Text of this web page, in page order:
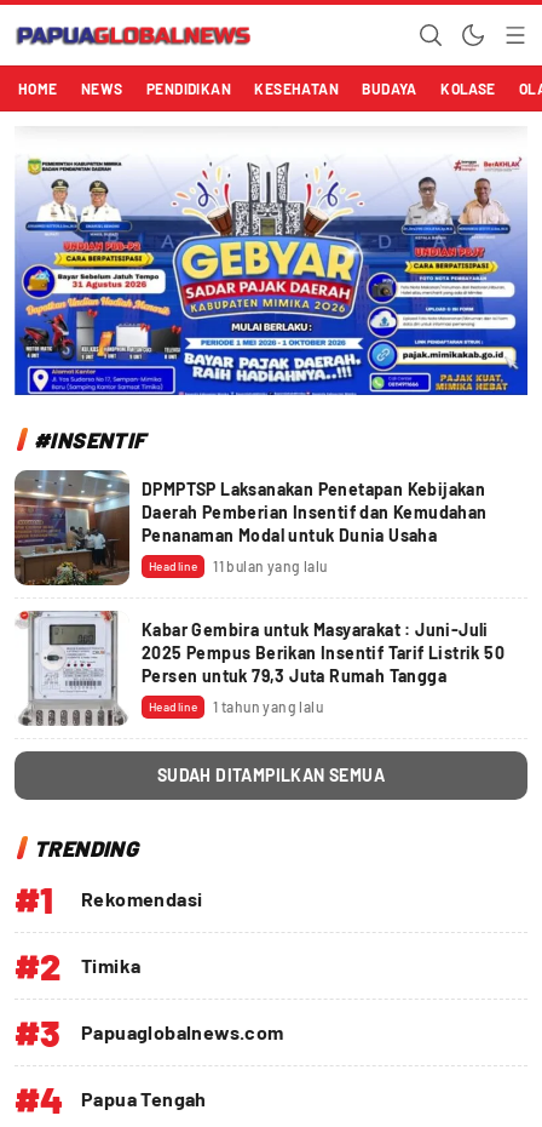
Papuaglobalnews.com
Menulis Fakta dengan Hati Bening
HOME NEWS PENDIDIKAN KESEHATAN BUDAYA KOLASE
#INSENTIF
DPMPTSP Laksanakan Penetapan Kebijakan
Daerah Pemberian Insentif dan Kemudahan
Headline 11 bulan yang lalu
Kabar Gembira untuk Masyarakat : Juni-Juli
2025 Pempus Berikan Insentif Tarif Listrik 50
Persen untuk 79,3 Juta Rumah Tangga
Headline 1 tahun yang lalu
SUDAH DITAMPILKAN SEMUA
TRENDING
#1 Rekomendasi
#2 Timika
#3 Papuaglobalnews.com
#4 Papua Tengah